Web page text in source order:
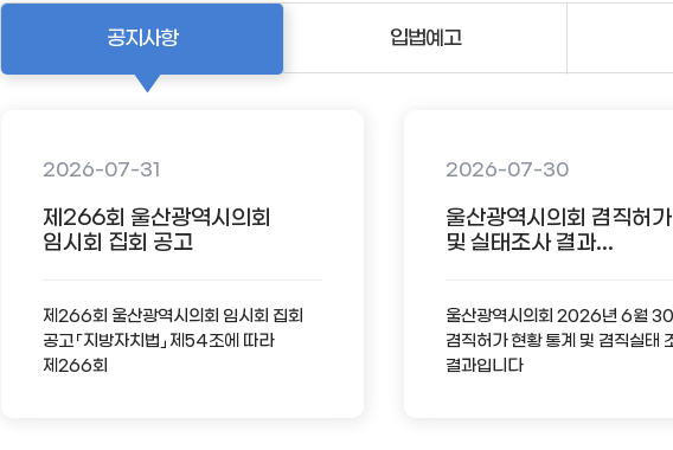
공지사항
2026-07-31
제266회 울산광역시의회
임시회 집회 공고
제266회 울산광역시의회 임시회 집회
공고 「지방자치법」 제54조에 따라
제266회
2026-07-30
울산광역시의회 겸직허가
및 실태조사 결과...
울산광역시의회 2026년 6월
겸직허가 현황 통계 및 겸직실태
결과입니다
입법예고